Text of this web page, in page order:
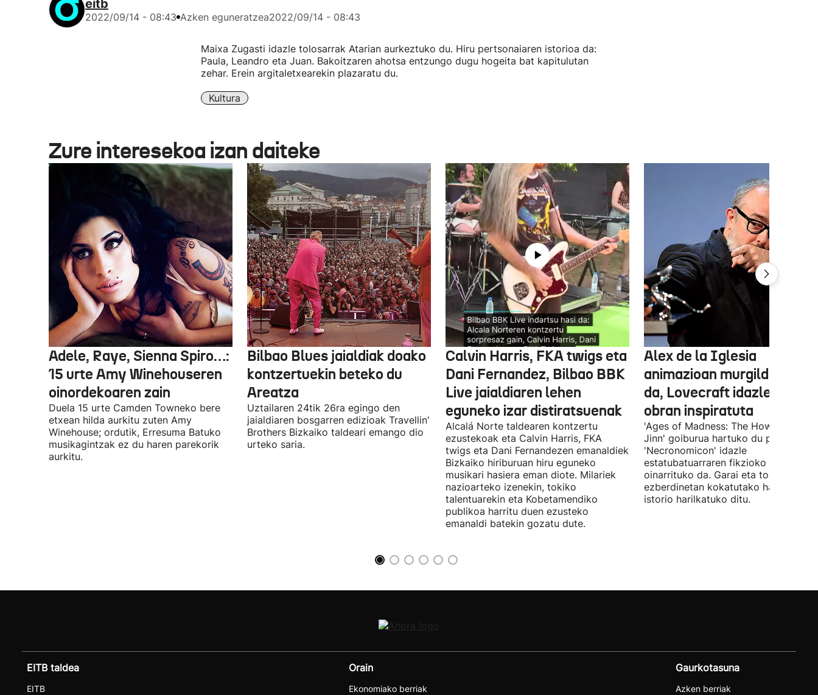
eitb
2022/09/14 - 08:43 Azken eguneratzea2022/09/14 - 08:43
Maixa Zugasti idazle tolosarrak Atarian aurkeztuko du. Hiru pertsonaiaren istorioa da:
Paula, Leandro eta Juan. Bakoitzaren ahotsa entzungo dugu hogeita bat kapitulutan
zehar. Erein argitaletxearekin plazaratu du.
Kultura
Zure interesekoa izan daiteke
Adele, Raye, Sienna Spiro…:
15 urte Amy Winehouseren
oinordekoaren zain
Duela 15 urte Camden Towneko bere
etxean hilda aurkitu zuten Amy
Winehouse; ordutik, Erresuma Batuko
musikagintzak ez du haren parekorik
aurkitu.
Bilbao Blues jaialdiak doako
kontzertuekin beteko du
Areatza
Uztailaren 24tik 26ra egingo den
jaialdiaren bosgarren edizioak Travellin'
Brothers Bizkaiko taldeari emango dio
urteko saria.
Calvin Harris, FKA twigs eta
Dani Fernandez, Bilbao BBK
Live jaialdiaren lehen
eguneko izar distiratsuenak
Alcalá Norte taldearen kontzertu
ezustekoak eta Calvin Harris, FKA
twigs eta Dani Fernandezen emanaldiek
Bizkaiko hiriburuan hiru eguneko
musikari hasiera eman diote. Milariek
nazioarteko izenekin, tokiko
talentuarekin eta Kobetamendiko
publikoa harritu duen ezusteko
emanaldi batekin gozatu dute.
Alex de la Iglesia
animazioan murgilduko
da, Lovecraft idazlearen
obran inspiratuta
'Ages of Madness: The Howling of
Jinn' goiburua hartuko du pelikulak,
'Necronomicon' idazle
estatubatuarraren fikzioko liburuan
oinarrituko da. Garai eta toki
ezberdinetan kokatutako hainbat
istorio harilkatuko ditu.
EITB taldea
EITB
Orain
Ekonomiako berriak
Gaurkotasuna
Azken berriak